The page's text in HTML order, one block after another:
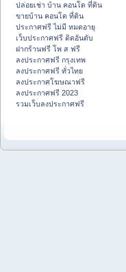
ปล่อยเช่า บ้าน คอนโด ที่ดิน
ขายบ้าน คอนโด ที่ดิน
ประกาศฟรี ไม่มี หมดอายุ
เว็บประกาศฟรี ติดอันดับ
ฝากร้านฟรี โพ ส ฟรี
ลงประกาศฟรี กรุงเทพ
ลงประกาศฟรี ทั่วไทย
ลงประกาศโฆษณาฟรี
ลงประกาศฟรี 2023
รวมเว็บลงประกาศฟรี